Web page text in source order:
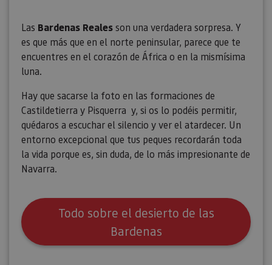
Las Bardenas Realesson una verdadera sorpresa. Y
es que más que en el norte peninsular, parece que te
encuentres en el corazón de África o en la mismísima
luna.
Hay que sacarse la foto en las formaciones de
Castildetierra y Pisquerra y, si os lo podéis permitir,
quédaros a escuchar el silencio y ver el atardecer. Un
entorno excepcional que tus peques recordarán toda
la vida porque es, sin duda, de lo más impresionante de
Navarra.
Todo sobre el desierto de las
Bardenas